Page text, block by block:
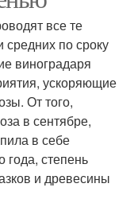
все те
средних по сроку
виноградаря
ускоряющие
От того,
в сентябре,
в себе
года, степень
и древесины